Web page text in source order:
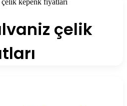
kepenk fiyatları
çelik